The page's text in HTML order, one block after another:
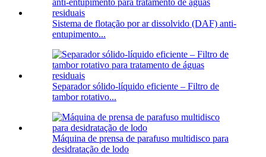
Sistema de flotação por ar dissolvido (DAF) anti-
entupimento...
Separador sólido-líquido eficiente – Filtro de
tambor rotativo...
Máquina de prensa de parafuso multidisco para
desidratação de lodo